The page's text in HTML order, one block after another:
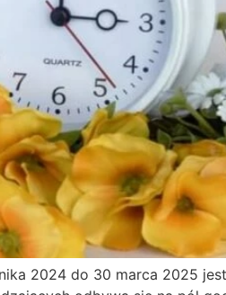
2024 do 30 marca 2025